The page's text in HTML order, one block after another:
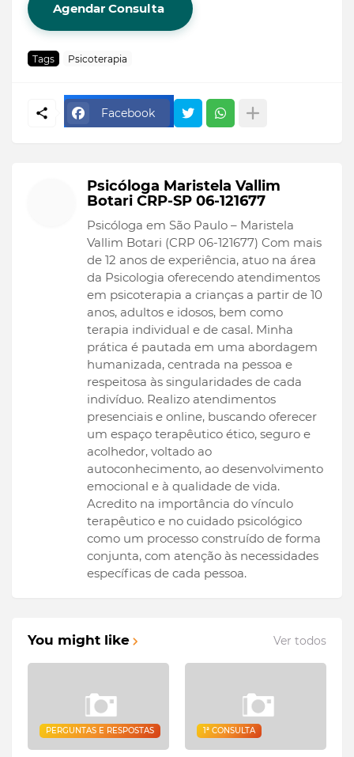
Agendar Consulta
Tags Psicoterapia
Facebook
Psicóloga Maristela Vallim
Botari CRP-SP 06-121677
Psicóloga em São Paulo – Maristela
Vallim Botari (CRP 06-121677) Com mais
de 12 anos de experiência, atuo na área
da Psicologia oferecendo atendimentos
em psicoterapia a crianças a partir de 10
anos, adultos e idosos, bem como
terapia individual e de casal. Minha
prática é pautada em uma abordagem
humanizada, centrada na pessoa e
respeitosa às singularidades de cada
indivíduo. Realizo atendimentos
presenciais e online, buscando oferecer
um espaço terapêutico ético, seguro e
acolhedor, voltado ao
autoconhecimento, ao desenvolvimento
emocional e à qualidade de vida.
Acredito na importância do vínculo
terapêutico e no cuidado psicológico
como um processo construído de forma
conjunta, com atenção às necessidades
específicas de cada pessoa.
You might like Ver todos
PERGUNTAS E RESPOSTAS 1ª CONSULTA